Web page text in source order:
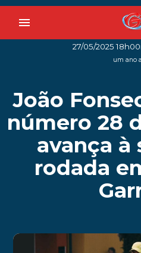
menu
27/05/2025
um ano
João
número 28
avança à
rodada